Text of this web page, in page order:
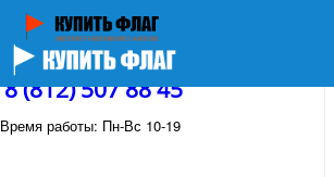
8 (812) 507 88 45
Время работы: Пн-Вс 10-19